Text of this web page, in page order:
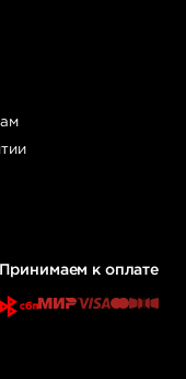
Принимаем к оплате